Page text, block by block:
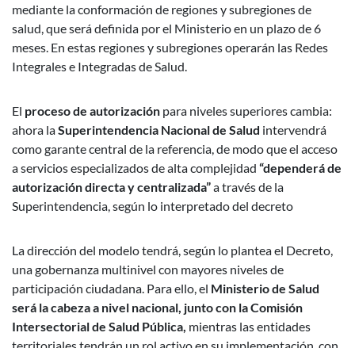
mediante la conformación de regiones y subregiones de
salud, que será definida por el Ministerio en un plazo de 6
meses. En estas regiones y subregiones operarán las Redes
Integrales e Integradas de Salud.
El proceso de autorización para niveles superiores cambia:
ahora laSuperintendencia Nacional de Salud intervendrá
como garante central de la referencia, de modo que el acceso
a servicios especializados de alta complejidad “dependerá de
autorización directa y centralizada”a través de la
Superintendencia, según lo interpretado del decreto
La dirección del modelo tendrá, según lo plantea el Decreto,
una gobernanza multinivel con mayores niveles de
participación ciudadana. Para ello, el Ministerio de Salud
será la cabeza a nivel nacional, junto con la Comisión
Intersectorial de Salud Pública, mientras las entidades